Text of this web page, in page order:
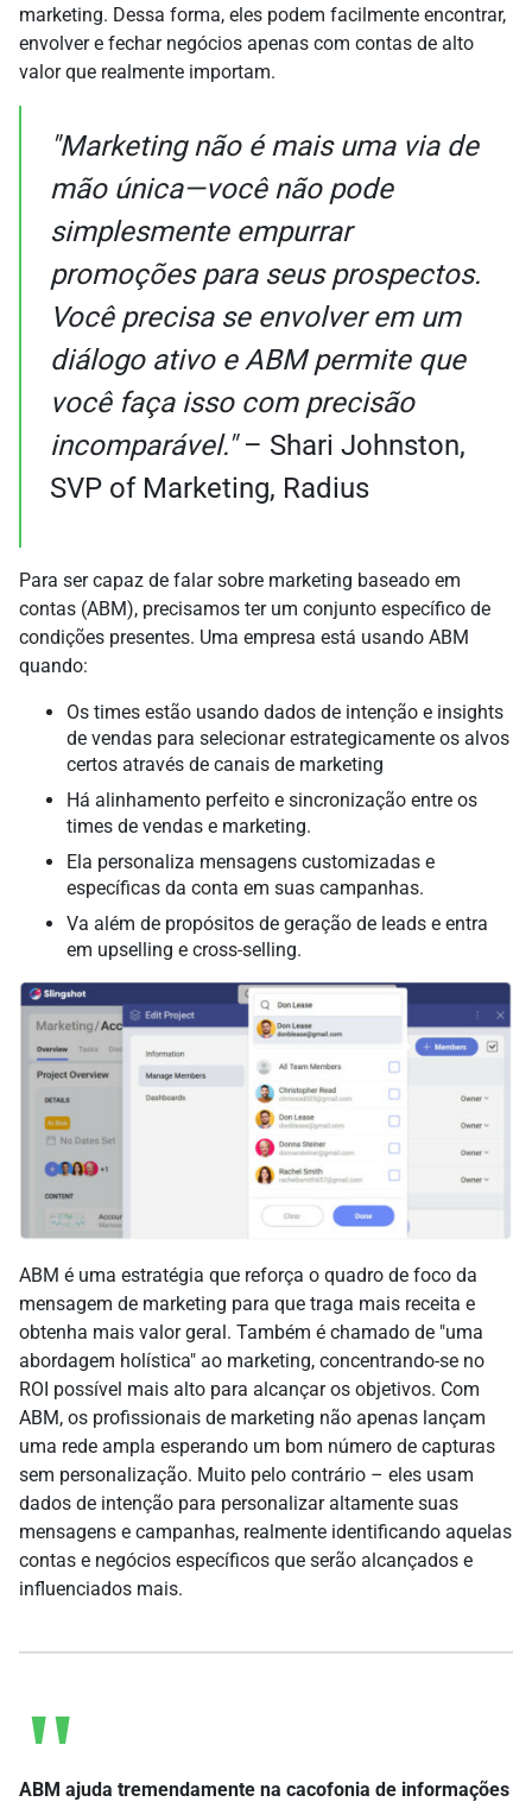
marketing. Dessa forma, eles podem facilmente encontrar,
envolver e fechar negócios apenas com contas de alto
valor que realmente importam.
"Marketing não é mais uma via de
mão única—você não pode
simplesmente empurrar
promoções para seus prospectos.
Você precisa se envolver em um
diálogo ativo e ABM permite que
você faça isso com precisão
incomparável."– Shari Johnston,
SVP of Marketing, Radius
Para ser capaz de falar sobre marketing baseado em
contas (ABM), precisamos ter um conjunto específico de
condições presentes. Uma empresa está usando ABM
quando:
Os times estão usando dados de intenção e insights
de vendas para selecionar estrategicamente os alvos
certos através de canais de marketing
Há alinhamento perfeito e sincronização entre os
times de vendas e marketing.
Ela personaliza mensagens customizadas e
específicas da conta em suas campanhas.
Va além de propósitos de geração de leads e entra
em upselling e cross-selling.
ABM é uma estratégia que reforça o quadro de foco da
mensagem de marketing para que traga mais receita e
obtenha mais valor geral. Também é chamado de "uma
abordagem holística" ao marketing, concentrando-se no
ROI possível mais alto para alcançar os objetivos. Com
ABM, os profissionais de marketing não apenas lançam
uma rede ampla esperando um bom número de capturas
sem personalização. Muito pelo contrário – eles usam
dados de intenção para personalizar altamente suas
mensagens e campanhas, realmente identificando aquelas
contas e negócios específicos que serão alcançados e
influenciados mais.
ABM ajuda tremendamente na cacofonia de informações